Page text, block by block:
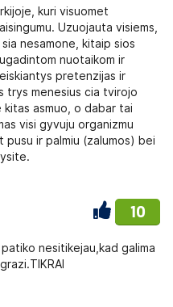
kuri visuomet
Uzuojauta visiems,
nesamone, kitaip sios
nuotaikom ir
pretenzijas ir
trys menesius cia tvirojo
asmuo, o dabar tai
visi gyvuju organizmu
ir palmiu (zalumos) bei
10
nesitikejau,kad galima